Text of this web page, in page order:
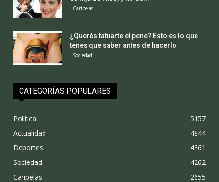
Caripelas
¿Querés tatuarte el pene? Esto es lo que
tenes que saber antes de hacerlo
Sociedad
CATEGORÍAS POPULARES
Politica
5157
Actualidad
4844
Deportes
4361
Sociedad
4262
Caripelas
2655